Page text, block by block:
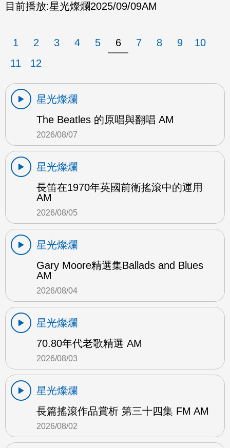
目前播放:星光燦爛2025/09/09AM
1 2 3 4 5 6 7 8 9
10
11
12
星光燦爛
The Beatles 的原唱與翻唱 AM
2026/08/07
星光燦爛
長笛在1970年英國前衛搖滾中的運用
AM
2026/08/05
星光燦爛
Gary Moore精選集Ballads and Blues
AM
2026/08/04
星光燦爛
70.80年代老歌精選 AM
2026/08/03
星光燦爛
長篇搖滾作品賞析 第三十四集 FM AM
2026/08/02